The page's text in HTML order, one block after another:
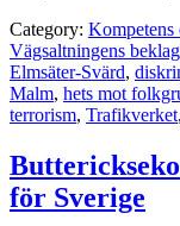
Category:
Vägsaltningens
Elmsäter-Svärd,
Malm, hets mot
terrorism, Trafikverket,
för Sverige